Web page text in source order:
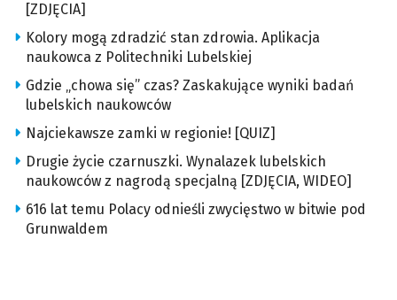
[ZDJĘCIA]
Kolory mogą zdradzić stan zdrowia. Aplikacja
naukowca z Politechniki Lubelskiej
Gdzie „chowa się” czas? Zaskakujące wyniki badań
lubelskich naukowców
Najciekawsze zamki w regionie! [QUIZ]
Drugie życie czarnuszki. Wynalazek lubelskich
naukowców z nagrodą specjalną [ZDJĘCIA, WIDEO]
616 lat temu Polacy odnieśli zwycięstwo w bitwie pod
Grunwaldem